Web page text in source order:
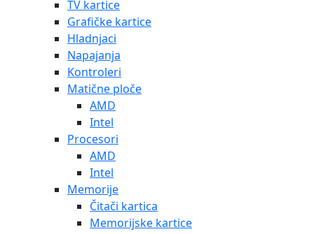
TV kartice
Grafičke kartice
Hladnjaci
Napajanja
Kontroleri
Matične ploče
AMD
Intel
Procesori
AMD
Intel
Memorije
Čitači kartica
Memorijske kartice